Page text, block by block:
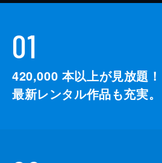
01
420,000 本以上が見放題！
最新レンタル作品も充実。